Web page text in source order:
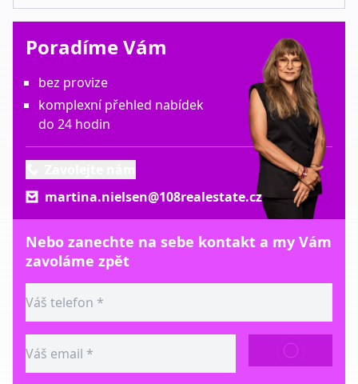
Poradíme Vám
bez provize
komplexní přehled nabídek
do 24 hodin
martina.nielsen@108realestate.cz
Nebo zanechte na sebe kontakt a my Vám
zavoláme zpět
ODESLAT